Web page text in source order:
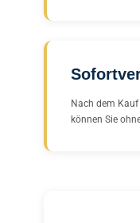
Nach dem
können Sie